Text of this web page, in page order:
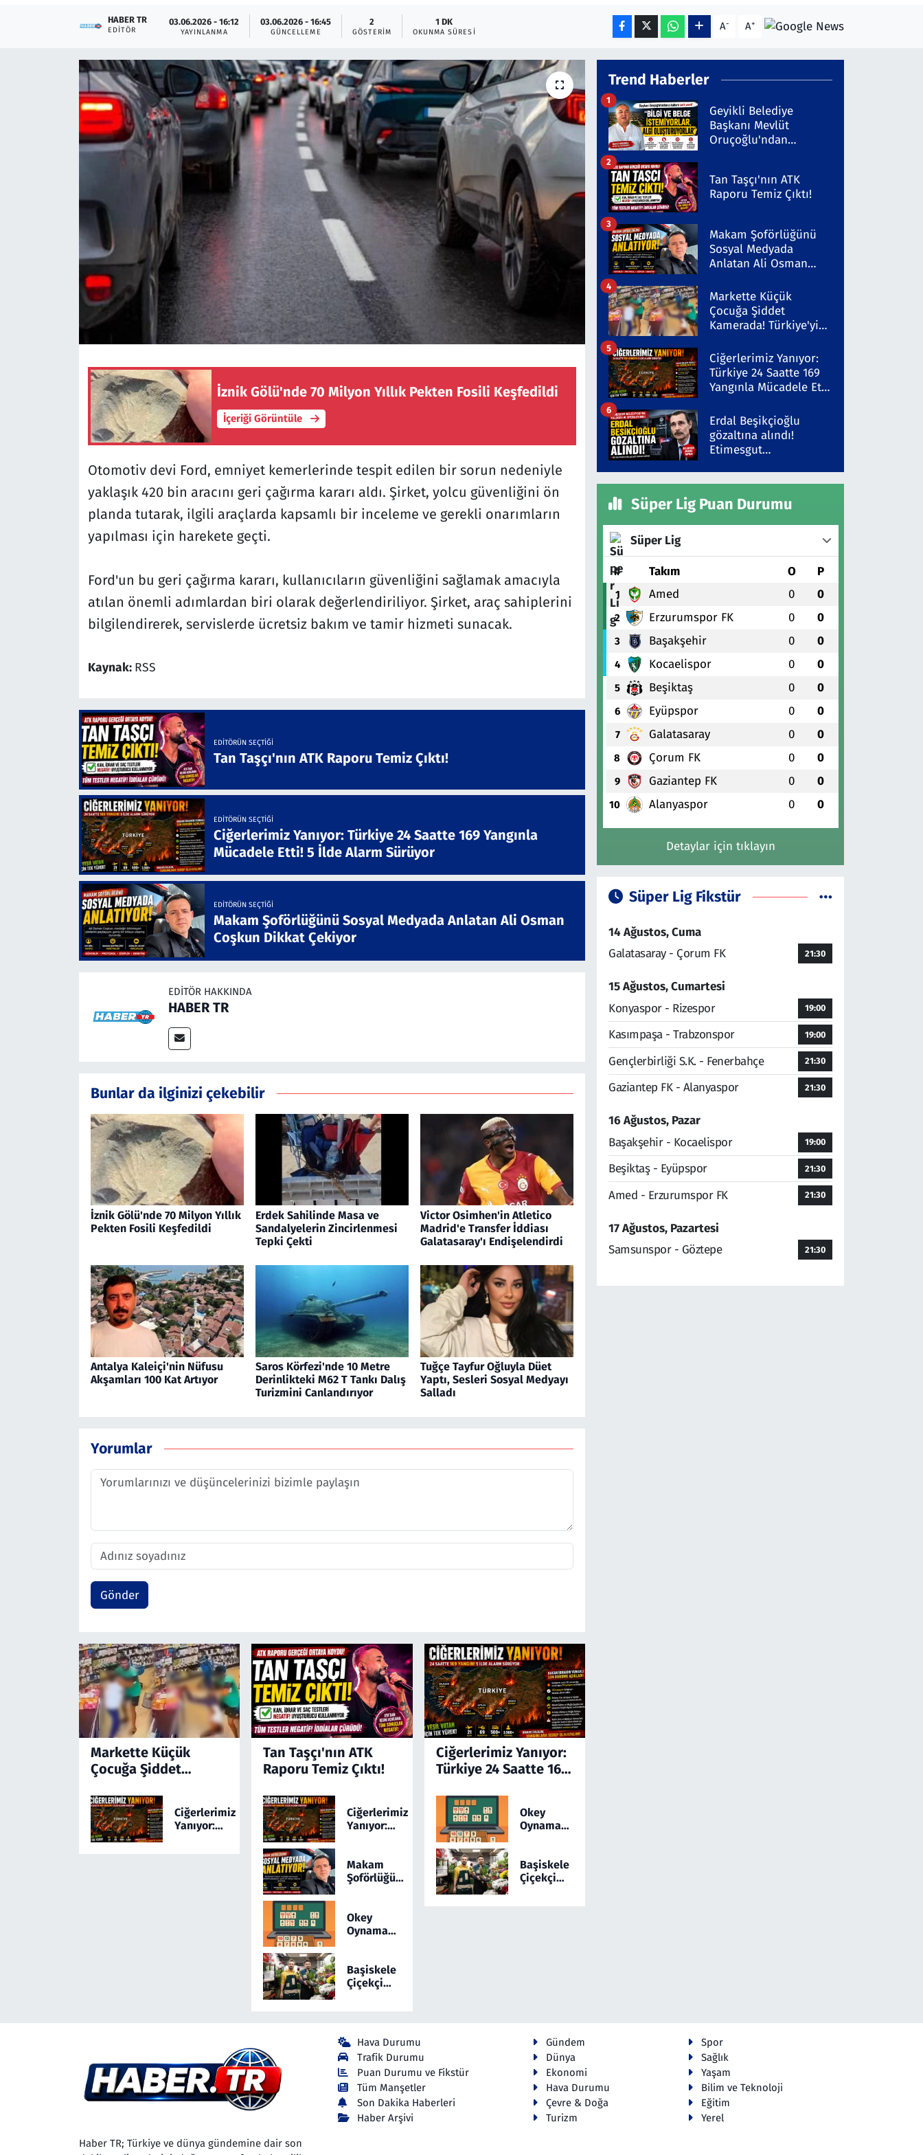
HABER TR
EDITÖR
03.06.2026 - 16:12
YAYINLANMA
03.06.2026 - 16:45
GÜNCELLEME
2
GÖSTERIM
1 DK
OKUNMA SÜRESI A- A+
İznik Gölü'nde 70 Milyon Yıllık Pekten Fosili Keşfedildi
İçeriği Görüntüle
Otomotiv devi Ford, emniyet kemerlerinde tespit edilen bir sorun nedeniyle
yaklaşık 420 bin aracını geri çağırma kararı aldı. Şirket, yolcu güvenliğini ön
planda tutarak, ilgili araçlarda kapsamlı bir inceleme ve gerekli onarımların
yapılması için harekete geçti.
Ford'un bu geri çağırma kararı, kullanıcıların güvenliğini sağlamak amacıyla
atılan önemli adımlardan biri olarak değerlendiriliyor. Şirket, araç sahiplerini
bilgilendirerek, servislerde ücretsiz bakım ve tamir hizmeti sunacak.
Kaynak: RSS
EDITÖRÜN SEÇTIĞI
Tan Taşçı'nın ATK Raporu Temiz Çıktı!
EDITÖRÜN SEÇTIĞI
Ciğerlerimiz Yanıyor: Türkiye 24 Saatte 169 Yangınla
Mücadele Etti! 5 İlde Alarm Sürüyor
EDITÖRÜN SEÇTIĞI
Makam Şoförlüğünü Sosyal Medyada Anlatan Ali Osman
Coşkun Dikkat Çekiyor
EDITÖR HAKKINDA
HABER TR
Bunlar da ilginizi çekebilir
İznik Gölü'nde 70 Milyon Yıllık
Pekten Fosili Keşfedildi
Erdek Sahilinde Masa ve
Sandalyelerin Zincirlenmesi
Tepki Çekti
Victor Osimhen'in Atletico
Madrid'e Transfer İddiası
Galatasaray'ı Endişelendirdi
Antalya Kaleiçi'nin Nüfusu
Akşamları 100 Kat Artıyor
Saros Körfezi'nde 10 Metre
Derinlikteki M62 T Tankı Dalış
Turizmini Canlandırıyor
Tuğçe Tayfur Oğluyla Düet
Yaptı, Sesleri Sosyal Medyayı
Salladı
Yorumlar
Gönder
Markette Küçük
Çocuğa Şiddet
Ayağa Kaldıran
Olayda Şüpheli
Gözaltında
Ciğerlerimiz
Yanıyor:
Tan Taşçı'nın ATK
Raporu Temiz Çıktı!
Ciğerlerimiz
Yanıyor:
Yangınla
Mücadele
Sürüyor
Makam
Şoförlüğünü
Anlatan Ali
Osman
Çekiyor
Okey
Oynamayı
Yepyeni
Bir Online
Başiskele
Çiçekçi
Ciğerlerimiz Yanıyor:
Türkiye 24 Saatte 169
Etti! 5 İlde Alarm
Sürüyor
Okey
Oynamayı
Yepyeni
Bir Online
Başiskele
Çiçekçi
Trend Haberler
Geyikli Belediye
Başkanı Mevlüt
Oruçoğlu'ndan
1
Tan Taşçı'nın ATK
Raporu Temiz Çıktı!
2
Makam Şoförlüğünü
Sosyal Medyada
Anlatan Ali Osman
3
Markette Küçük
Çocuğa Şiddet
Kamerada! Türkiye'yi
Şüpheli Gözaltında
4
Ciğerlerimiz Yanıyor:
Türkiye 24 Saatte 169
Yangınla Mücadele Etti!
5
Erdal Beşikçioğlu
gözaltına alındı!
Etimesgut
6
Süper Lig Puan Durumu
Süper Lig
# Takım O P
1 Amed 0 0
2 Erzurumspor FK 0 0
3 Başakşehir 0 0
4 Kocaelispor 0 0
5 Beşiktaş 0 0
6 Eyüpspor 0 0
7 Galatasaray 0 0
8 Çorum FK 0 0
9 Gaziantep FK 0 0
10 Alanyaspor 0 0
Detaylar için tıklayın
Süper Lig Fikstür
14 Ağustos, Cuma
Galatasaray - Çorum FK
21:30
15 Ağustos, Cumartesi
Konyaspor - Rizespor
19:00
Kasımpaşa - Trabzonspor 19:00
Gençlerbirliği S.K. - Fenerbahçe 21:30
Gaziantep FK - Alanyaspor 21:30
16 Ağustos, Pazar
Başakşehir - Kocaelispor
19:00
Beşiktaş - Eyüpspor 21:30
Amed - Erzurumspor FK 21:30
17 Ağustos, Pazartesi
Samsunspor - Göztepe
21:30
Haber TR; Türkiye ve dünya gündemine dair son
Hava Durumu
Trafik Durumu
Puan Durumu ve Fikstür
Tüm Manşetler
Son Dakika Haberleri
Haber Arşivi
Gündem
Spor
Dünya
Sağlık
Ekonomi
Yaşam
Hava Durumu
Bilim ve Teknoloji
Çevre & Doğa
Eğitim
Turizm
Yerel
Çevre & Doğa